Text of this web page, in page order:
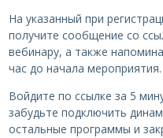
На указанный при
получите сообщение со
вебинару, а также
час до начала мероприятия.
Войдите по ссылке за 5
забудьте подключить
остальные программы и